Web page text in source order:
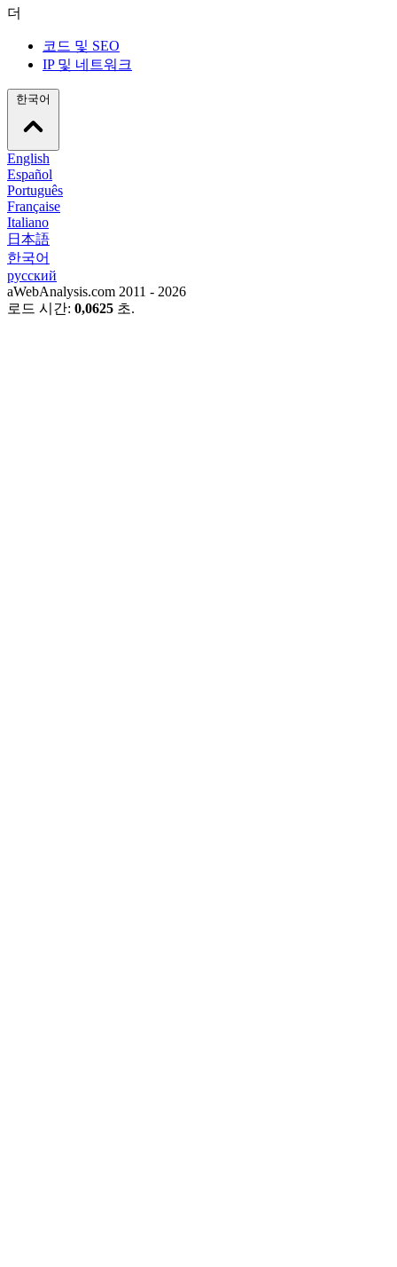
더
코드 및 SEO
IP 및 네트워크
English
Español
Português
Française
Italiano
日本語
한국어
русский
aWebAnalysis.com 2011 - 2026
로드 시간: 0,0625 초.